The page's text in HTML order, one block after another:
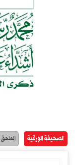
الصحيفة الورقية الملحق